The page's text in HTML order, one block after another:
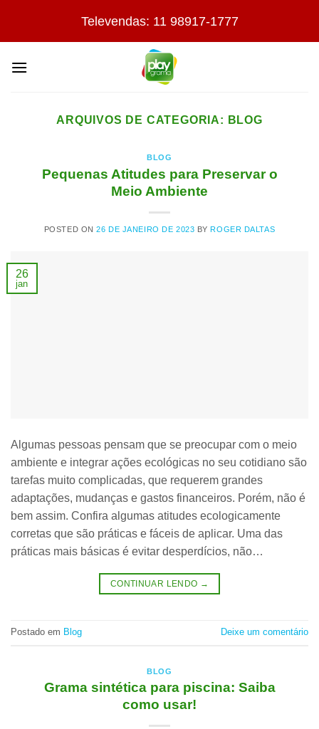
content
Televendas: 11 98917-1777
ARQUIVOS DE CATEGORIA: BLOG
BLOG
Pequenas Atitudes para Preservar o
Meio Ambiente
POSTED ON26 DE JANEIRO DE 2023 BYROGER DALTAS
26
jan
Algumas pessoas pensam que se preocupar com o meio
ambiente e integrar ações ecológicas no seu cotidiano são
tarefas muito complicadas, que requerem grandes
adaptações, mudanças e gastos financeiros. Porém, não é
bem assim. Confira algumas atitudes ecologicamente
corretas que são práticas e fáceis de aplicar. Uma das
práticas mais básicas é evitar desperdícios, não…
CONTINUAR LENDO →
Postado em Blog Deixe um comentário
BLOG
Grama sintética para piscina: Saiba
como usar!